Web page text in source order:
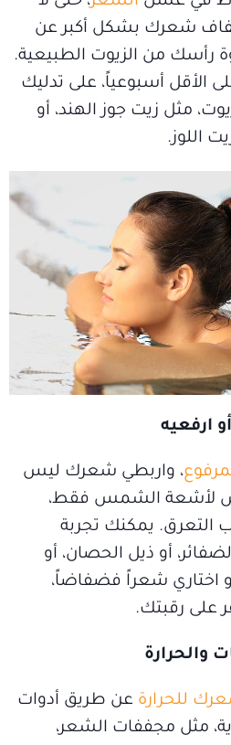
شعرك بشكل أكبر عن
رأسك من الزيوت الطبيعية.
الأقل أسبوعياً، على تدليك
مثل زيت جوز الهند، أو
اللوز.
ارفعيه
، واربطي شعرك ليس
لأشعة الشمس فقط،
التعرق. يمكنك تجربة
أو ذيل الحصان، أو
اختاري شعراً فضفاضاً،
على رقبتك.
والحرارة
للحرارة عن طريق أدوات
مثل مجففات الشعر،